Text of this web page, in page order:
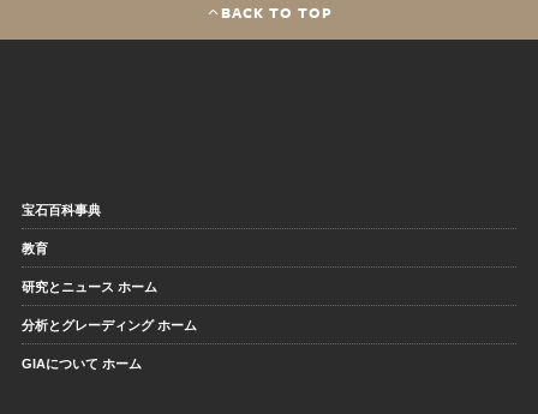
BACK TO TOP
宝石百科事典
教育
研究とニュース ホーム
分析とグレーディング ホーム
GIAについて ホーム